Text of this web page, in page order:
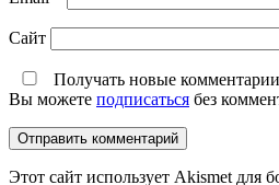
Сайт
Получать новые
Вы можете подписаться без
Этот сайт использует Akismet для